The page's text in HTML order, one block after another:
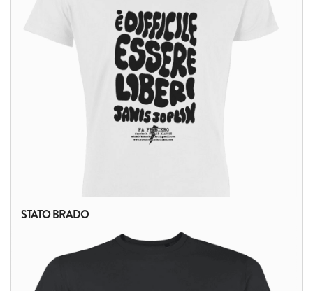
ALTRI PRODOTTI:
STATO BRADO